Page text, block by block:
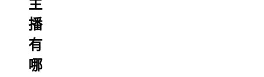
主
播
有
哪